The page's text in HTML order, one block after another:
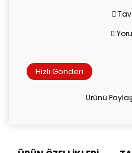
Hızlı Gönderi
Ürünü